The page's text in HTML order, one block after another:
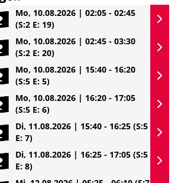
Mo, 10.08.2026 | 02:05 - 02:45
(S:2 E: 19)
Mo, 10.08.2026 | 02:45 - 03:30
(S:2 E: 20)
Mo, 10.08.2026 | 15:40 - 16:20
(S:5 E: 5)
Mo, 10.08.2026 | 16:20 - 17:05
(S:5 E: 6)
Di, 11.08.2026 | 15:40 - 16:25 (S:5
E: 7)
Di, 11.08.2026 | 16:25 - 17:05 (S:5
E: 8)